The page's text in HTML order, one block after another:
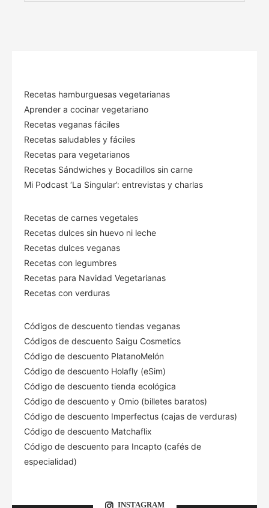
Recetas hamburguesas vegetarianas
Aprender a cocinar vegetariano
Recetas veganas fáciles
Recetas saludables y fáciles
Recetas para vegetarianos
Recetas Sándwiches y Bocadillos sin carne
Mi Podcast ‘La Singular’: entrevistas y charlas
Recetas de carnes vegetales
Recetas dulces sin huevo ni leche
Recetas dulces veganas
Recetas con legumbres
Recetas para Navidad Vegetarianas
Recetas con verduras
Códigos de descuento tiendas veganas
Códigos de descuento Saigu Cosmetics
Código de descuento PlatanoMelón
Código de descuento Holafly (eSim)
Código de descuento tienda ecológica
Código de descuento y Omio (billetes baratos)
Código de descuento Imperfectus (cajas de verduras)
Código de descuento Matchaflix
Código de descuento para Incapto (cafés de
especialidad)
INSTAGRAM